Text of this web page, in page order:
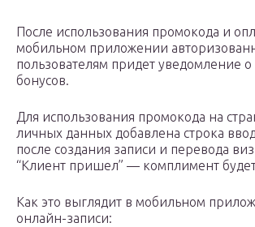
После использования промокода и
мобильном приложении
пользователям придет уведомление
бонусов.
Для использования промокода на
личных данных добавлена строка
после создания записи и перевода
“Клиент пришел” — комплимент
Как это выглядит в мобильном
онлайн-записи: